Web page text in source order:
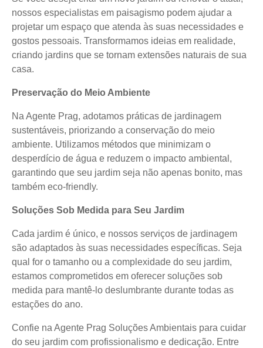
nossos especialistas em paisagismo podem ajudar a
projetar um espaço que atenda às suas necessidades e
gostos pessoais. Transformamos ideias em realidade,
criando jardins que se tornam extensões naturais de sua
casa.
Preservação do Meio Ambiente
Na Agente Prag, adotamos práticas de jardinagem
sustentáveis, priorizando a conservação do meio
ambiente. Utilizamos métodos que minimizam o
desperdício de água e reduzem o impacto ambiental,
garantindo que seu jardim seja não apenas bonito, mas
também eco-friendly.
Soluções Sob Medida para Seu Jardim
Cada jardim é único, e nossos serviços de jardinagem
são adaptados às suas necessidades específicas. Seja
qual for o tamanho ou a complexidade do seu jardim,
estamos comprometidos em oferecer soluções sob
medida para mantê-lo deslumbrante durante todas as
estações do ano.
Confie na Agente Prag Soluções Ambientais para cuidar
do seu jardim com profissionalismo e dedicação. Entre